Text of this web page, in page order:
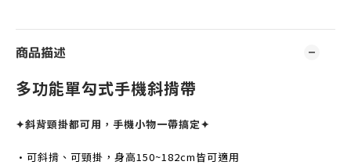
商品描述
多功能單勾式手機斜揹帶
✦斜背頸掛都可用，手機小物一帶搞定✦
•可斜揹、可頸掛，身高150~182cm皆可適用